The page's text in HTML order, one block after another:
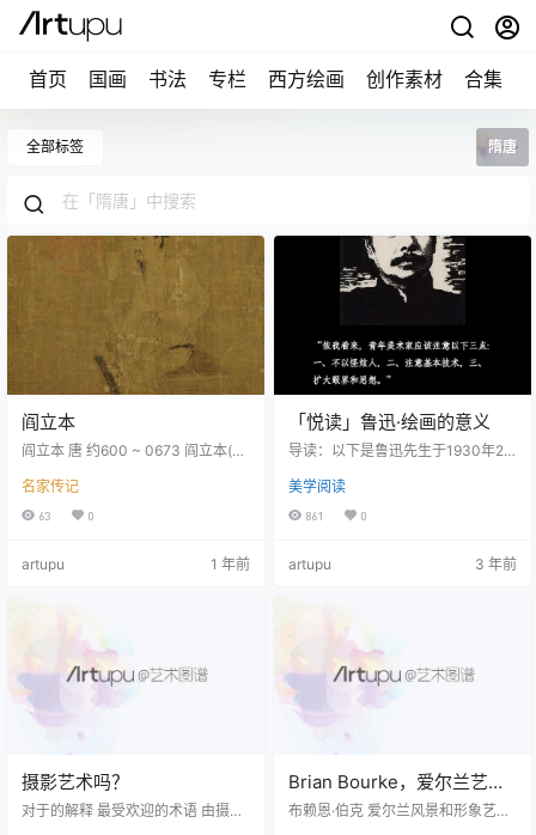
首页 国画 书法 专栏 西方绘画 创作素材 合集
全部标签 隋唐
阎立本
阎立本 唐 约600 ~ 0673 阎立本(？
安)人，一作楡林盛乐(今内蒙古自治
区和林格尔)人。立德弟。显庆中以
亨元年(六七〇)改中书令。谥曰文
下初定，异国来朝，诏立本画外国
图、职贡狮子图、卤簿图等。又奉
诏写太宗御…
名家传记
63 0
artupu 1 年前
「悦读」鲁迅·绘画的意义
导读：以下是鲁迅先生于1930年2
他对当时中国美术界的几点思考。
归纳起来，可见鲁迅先生认为当时
人的专利品。时至今日，社会已发
是什么？这是每个艺术从业者都该
面对的问题。 谢海若《鲁迅像》木
刻版画 绘画的意义 / 鲁迅 今…
美学阅读
861 0
artupu 3 年前
摄影艺术吗？
对于的解释 最受欢迎的术语 由摄影
Brian Bourke，爱尔兰艺术
家：传记，绘画
布赖恩·伯克 爱尔兰风景和形象艺术